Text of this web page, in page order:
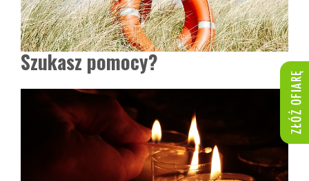
Szukasz pomocy?